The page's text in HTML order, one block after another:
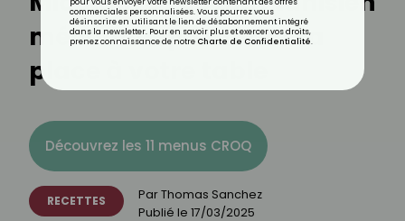
méconnu qui mérite sa
place à votre table
Découvrez les 11 menus CROQ
RECETTES ParThomas Sanchez
Publié le 17/03/2025
commerciales personnalisées. Vous pourrez vous
désinscrire en utilisant le lien de désabonnement intégré
dans la newsletter. Pour en savoir plus et exercer vos droits,
prenez connaissance de notre Charte de Confidentialité.